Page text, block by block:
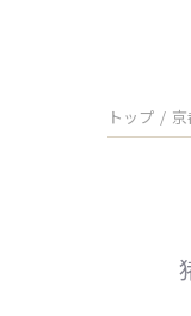
トップ